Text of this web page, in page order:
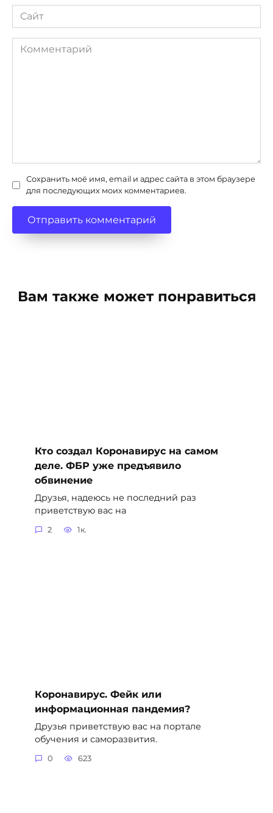
Сайт
Комментарий
Сохранить моё имя, email и адрес сайта в этом браузере
для последующих моих комментариев.
Вам также может понравиться
Кто создал Коронавирус на самом
деле. ФБР уже предъявило
обвинение
Друзья, надеюсь не последний раз
приветствую вас на
2 1к.
Коронавирус. Фейк или
информационная пандемия?
Друзья приветствую вас на портале
обучения и саморазвития.
0 623